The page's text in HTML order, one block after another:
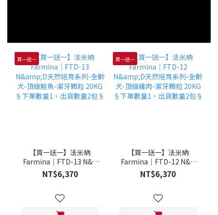
買一送一
【買一送一】法米納
Farmina｜FTD-13 N&D
天然培育系列-全齡犬-頂級
鮭魚-潔牙顆粒 20KG §下
NT$6,370
買一送一
【買一送一】法米納
Farmina｜FTD-12 N&D
天然培育系列-全齡犬-頂級
雞肉-潔牙顆粒 20KG §下
NT$6,370